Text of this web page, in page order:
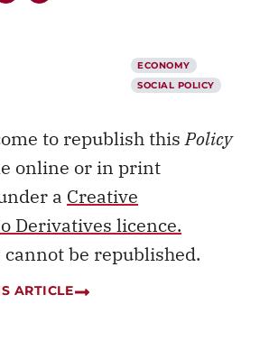
ECONOMY
SOCIAL POLICY
to republish thisPolicy
online or in print
a Creative
Derivatives licence.
cannot be republished.
ARTICLE